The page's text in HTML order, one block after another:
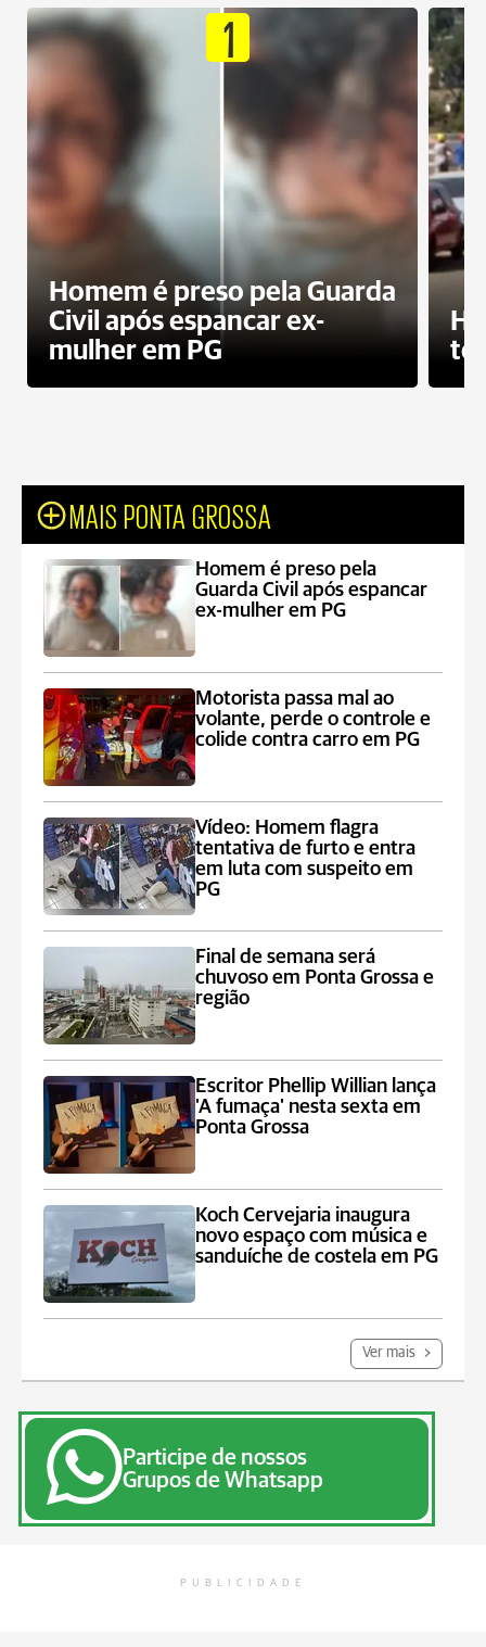
1
Homem é preso pela Guarda
Civil após espancar ex-
mulher em PG
MAIS PONTA GROSSA
Homem é preso pela
Guarda Civil após espancar
ex-mulher em PG
Motorista passa mal ao
volante, perde o controle e
colide contra carro em PG
Vídeo: Homem flagra
tentativa de furto e entra
em luta com suspeito em
PG
Final de semana será
chuvoso em Ponta Grossa e
região
Escritor Phellip Willian lança
'A fumaça' nesta sexta em
Ponta Grossa
Koch Cervejaria inaugura
novo espaço com música e
sanduíche de costela em PG
Ver mais
Participe de nossos
Grupos de Whatsapp
PUBLICIDADE